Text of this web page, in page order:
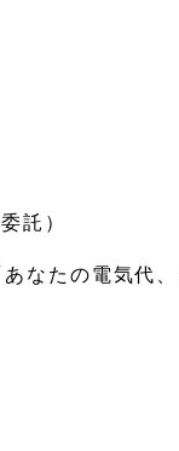
託）
なたの電気代